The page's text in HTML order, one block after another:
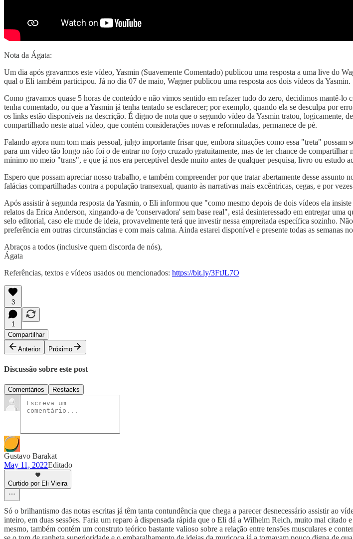
Nota da Ágata:
Um dia após gravarmos este vídeo, Yasmin (Suavemente Comentado) publicou uma resposta a uma live do
qual o Eli também participou. Já no dia 07 de maio, Wagner publicou uma resposta aos dois vídeos da Yasmin.
Como gravamos quase 5 horas de conteúdo e não vimos sentido em refazer tudo do zero, decidimos mantê-
tenha comentado, ou que a Yasmin já tenha tentado se esclarecer; por exemplo, quando ela se desculpa por
os links estão disponíveis na descrição. É digno de nota que o segundo vídeo da Yasmin tratou, logicamente,
compartilhado neste atual vídeo, que contém considerações novas e reformuladas, permanece de pé.
Falando agora num tom mais pessoal, julgo importante frisar que, embora situações como essa "treta" possam
para um vídeo tão longo não foi o de entrar no fogo cruzado gratuitamente, mas de ter chance de
mínimo no meio "trans", e que já nos era perceptível desde muito antes de qualquer pesquisa, livro ou estudo
Espero que possam apreciar nosso trabalho, e também compreender por que tratar abertamente desse
falácias compartilhadas contra a população transexual, quanto às narrativas mais excêntricas, cegas, e por
Após assistir à segunda resposta da Yasmin, o Eli informou que "como mesmo depois de dois vídeos ela
relatos da Erica Anderson, xingando-a de 'conservadora' sem base real", está desinteressado em entregar
selo editorial, caso ele mude de ideia, provavelmente terá que investir nessa empreitada específica sozinho.
preferência em outras circunstâncias e com mais calma. Ainda estarei disponível e presente todas as semanas
Abraços a todos (inclusive quem discorda de nós),
Ágata
Referências, textos e vídeos usados ou mencionados: https://bit.ly/3FtJL7O
3
1
Compartilhar
Anterior
Próximo
Discussão sobre este post
Comentários Restacks
Gustavo Barakat
May 11, 2022Editado
Curtido por Eli Vieira
Só o brilhantismo das notas escritas já têm tanta contundência que chega a parecer desnecessário assistir ao
inteiro, em duas sessões. Faria um reparo à dispensada rápida que o Eli dá a Wilhelm Reich, muito mal
mesmo, também contém um construto teórico bastante valioso sobre a relação entre tensões musculares e